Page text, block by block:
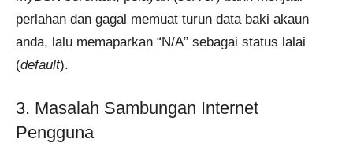
perlahan dan gagal memuat turun data baki akaun
anda, lalu memaparkan “N/A” sebagai status lalai
(default).
3. Masalah Sambungan Internet
Pengguna